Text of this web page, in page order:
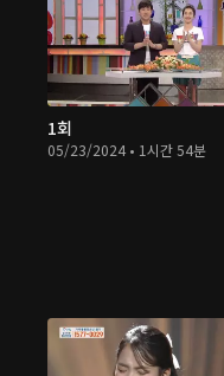
1회
05/23/2024 • 1시간 54분